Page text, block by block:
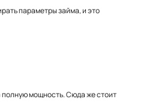
параметры займа, и это
полную мощность. Сюда же стоит